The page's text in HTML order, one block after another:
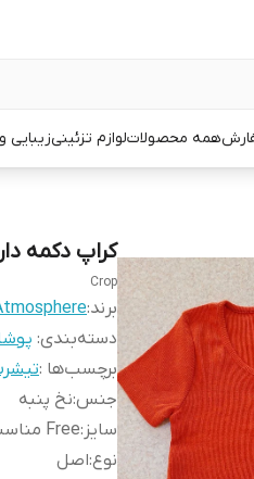
همه محصولاتلوازم تزئینیزیبایی
کراپ دکمه دار
Crop
برند:
دسته‌بندی:
برچسب‌ها :
جنس:نخ پنبه
سایز :Free مناسب تا سایز 38
نوع:اصل